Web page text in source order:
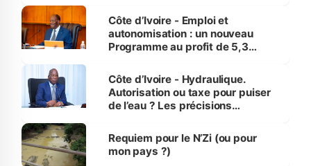
et Yamoussoukro
Côte d’Ivoire - Emploi et
autonomisation : un nouveau
Programme au profit de 5,3
Côte d’Ivoire - Hydraulique.
Autorisation ou taxe pour puiser
de l’eau ? Les précisions
Requiem pour le N’Zi (ou pour
mon pays ?)